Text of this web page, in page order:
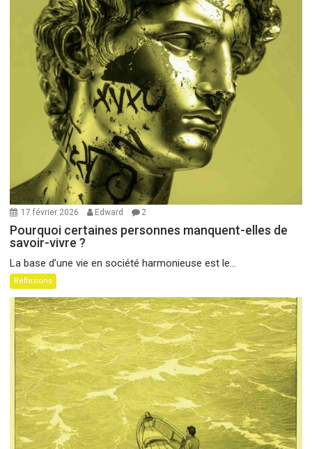
17 février 2026 Edward 2
Pourquoi certaines personnes manquent-elles de
savoir-vivre ?
La base d’une vie en société harmonieuse est le...
Réflexions